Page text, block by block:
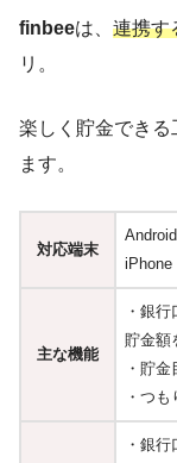
finbeeは、 連携す
リ。
楽しく貯金できる
ます。
対応端末
Android
iPhone
主な機能
・銀
貯金額
・貯
・つも
・銀